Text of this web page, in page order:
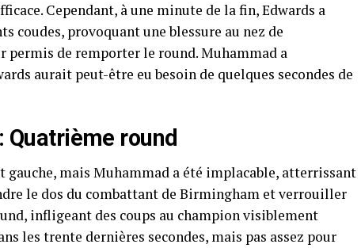
Cependant, à une minute de la fin, Edwards a
coudes, provoquant une blessure au nez de
de remporter le round. Muhammad a
aurait peut-être eu besoin de quelques secondes de
round
gauche, mais Muhammad a été implacable, atterrissant
le dos du combattant de Birmingham et verrouiller
infligeant des coups au champion visiblement
les trente dernières secondes, mais pas assez pour